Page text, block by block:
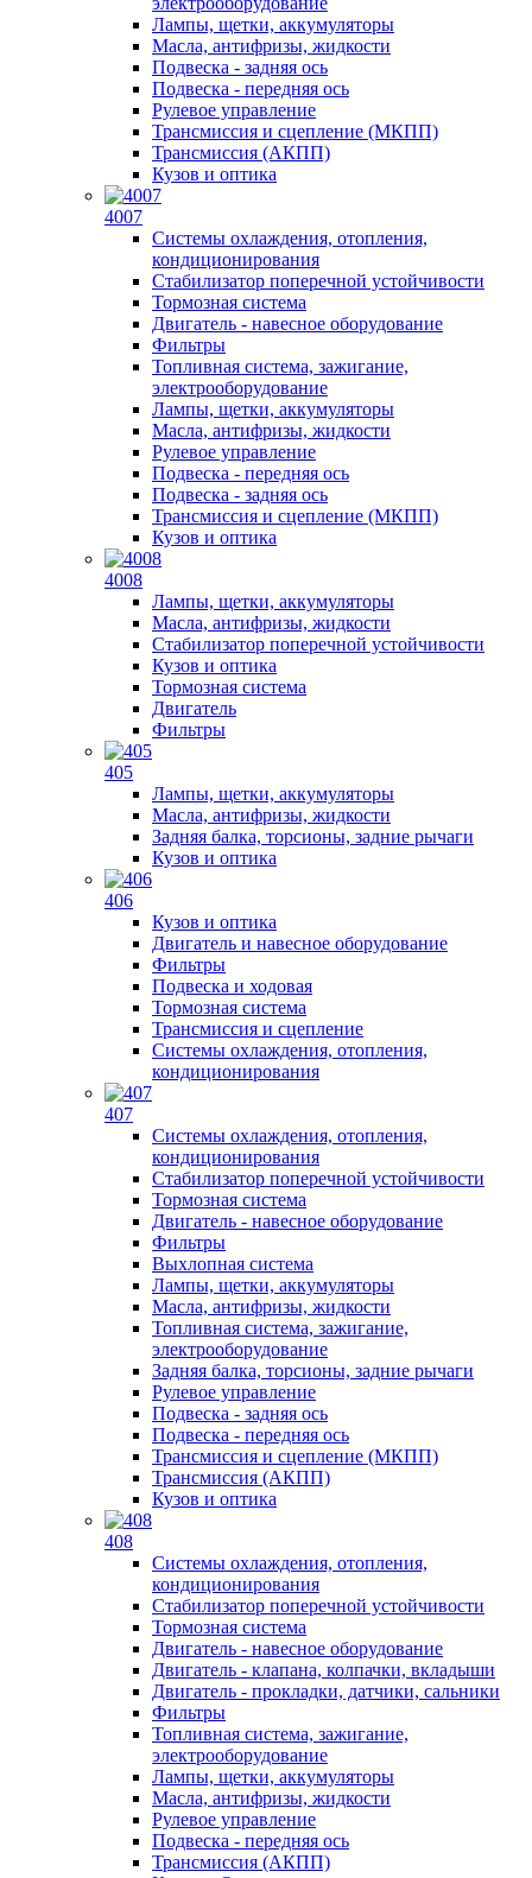
Лампы, щетки, аккумуляторы
Масла, антифризы, жидкости
Подвеска - задняя ось
Подвеска - передняя ось
Рулевое управление
Трансмиссия и сцепление (МКПП)
Трансмиссия (АКПП)
Кузов и оптика
4007
Системы охлаждения, отопления,
кондиционирования
Стабилизатор поперечной устойчивости
Тормозная система
Двигатель - навесное оборудование
Фильтры
Топливная система, зажигание,
электрооборудование
Лампы, щетки, аккумуляторы
Масла, антифризы, жидкости
Рулевое управление
Подвеска - передняя ось
Подвеска - задняя ось
Трансмиссия и сцепление (МКПП)
Кузов и оптика
4008
Лампы, щетки, аккумуляторы
Масла, антифризы, жидкости
Стабилизатор поперечной устойчивости
Кузов и оптика
Тормозная система
Двигатель
Фильтры
405
Лампы, щетки, аккумуляторы
Масла, антифризы, жидкости
Задняя балка, торсионы, задние рычаги
Кузов и оптика
406
Кузов и оптика
Двигатель и навесное оборудование
Фильтры
Подвеска и ходовая
Тормозная система
Трансмиссия и сцепление
Системы охлаждения, отопления,
кондиционирования
407
Системы охлаждения, отопления,
кондиционирования
Стабилизатор поперечной устойчивости
Тормозная система
Двигатель - навесное оборудование
Фильтры
Выхлопная система
Лампы, щетки, аккумуляторы
Масла, антифризы, жидкости
Топливная система, зажигание,
электрооборудование
Задняя балка, торсионы, задние рычаги
Рулевое управление
Подвеска - задняя ось
Подвеска - передняя ось
Трансмиссия и сцепление (МКПП)
Трансмиссия (АКПП)
Кузов и оптика
408
Системы охлаждения, отопления,
кондиционирования
Стабилизатор поперечной устойчивости
Тормозная система
Двигатель - навесное оборудование
Двигатель - клапана, колпачки, вкладыши
Двигатель - прокладки, датчики, сальники
Фильтры
Топливная система, зажигание,
электрооборудование
Лампы, щетки, аккумуляторы
Масла, антифризы, жидкости
Рулевое управление
Подвеска - передняя ось
Трансмиссия (АКПП)